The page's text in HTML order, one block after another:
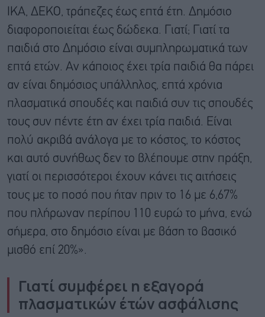
ΙΚΑ, ΔΕΚΟ, τράπεζες έως επτά έτη. Δημόσιο
διαφοροποιείται έως δώδεκα. Γιατί; Γιατί τα
παιδιά στο Δημόσιο είναι συμπληρωματικά των
επτά ετών. Αν κάποιος έχει τρία παιδιά θα πάρει
αν είναι δημόσιος υπάλληλος, επτά χρόνια
πλασματικά σπουδές και παιδιά συν τις σπουδές
τους συν πέντε έτη αν έχει τρία παιδιά. Είναι
πολύ ακριβά ανάλογα με το κόστος, το κόστος
και αυτό συνήθως δεν το βλέπουμε στην πράξη,
γιατί οι περισσότεροι έχουν κάνει τις αιτήσεις
τους με το ποσό που ήταν πριν το 16 με 6,67%
που πλήρωναν περίπου 110 ευρώ το μήνα, ενώ
σήμερα, στο δημόσιο είναι με βάση το βασικό
μισθό επί 20%».
Γιατί συμφέρει η εξαγορά
πλασματικών έτών ασφάλισης